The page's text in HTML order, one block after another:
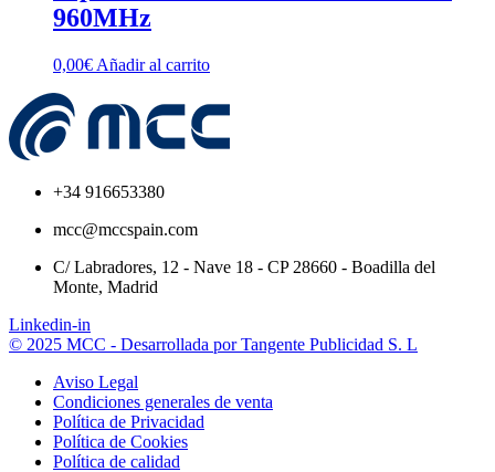
960MHz
0,00€ Añadir al carrito
+34 916653380
mcc@mccspain.com
C/ Labradores, 12 - Nave 18 - CP 28660 - Boadilla del
Monte, Madrid
Linkedin-in
© 2025 MCC - Desarrollada por Tangente Publicidad S. L
Aviso Legal
Condiciones generales de venta
Política de Privacidad
Política de Cookies
Política de calidad